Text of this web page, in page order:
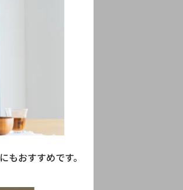
にもおすすめです。